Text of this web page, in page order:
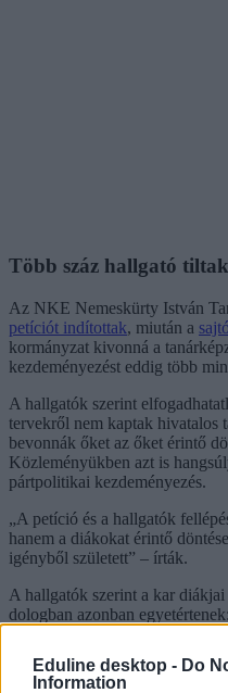
Eduline desktop - Do
Information
Több száz hallgató
Az NKE Nemeskürty István
petíciót indítottak, miután a
kormányzat kivonná a
kezdeményezést eddig több
A hallgatók szerint
tervekről nem kaptak hivatalos
bevonnák őket az őket érintő
Közleményükben azt is
pártpolitikai kezdeményezés.
„A petíció és a hallgatók
hanem a diákokat érintő
igényből született” – írták.
A hallgatók szerint a kar
dologban azonban